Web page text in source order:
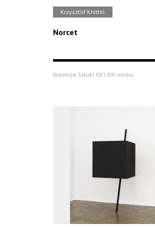
Krzysztof Knittel
Norcet
Kolekcja Sztuki XX i XXI wieku